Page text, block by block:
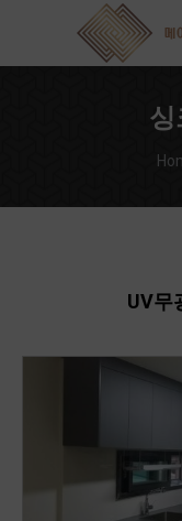
UV무